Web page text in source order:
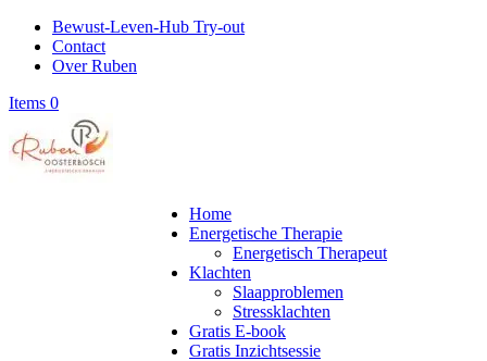
Bewust-Leven-Hub Try-out
Contact
Over Ruben
Items 0
Home
Energetische Therapie
Energetisch Therapeut
Klachten
Slaapproblemen
Stressklachten
Gratis E-book
Gratis Inzichtsessie